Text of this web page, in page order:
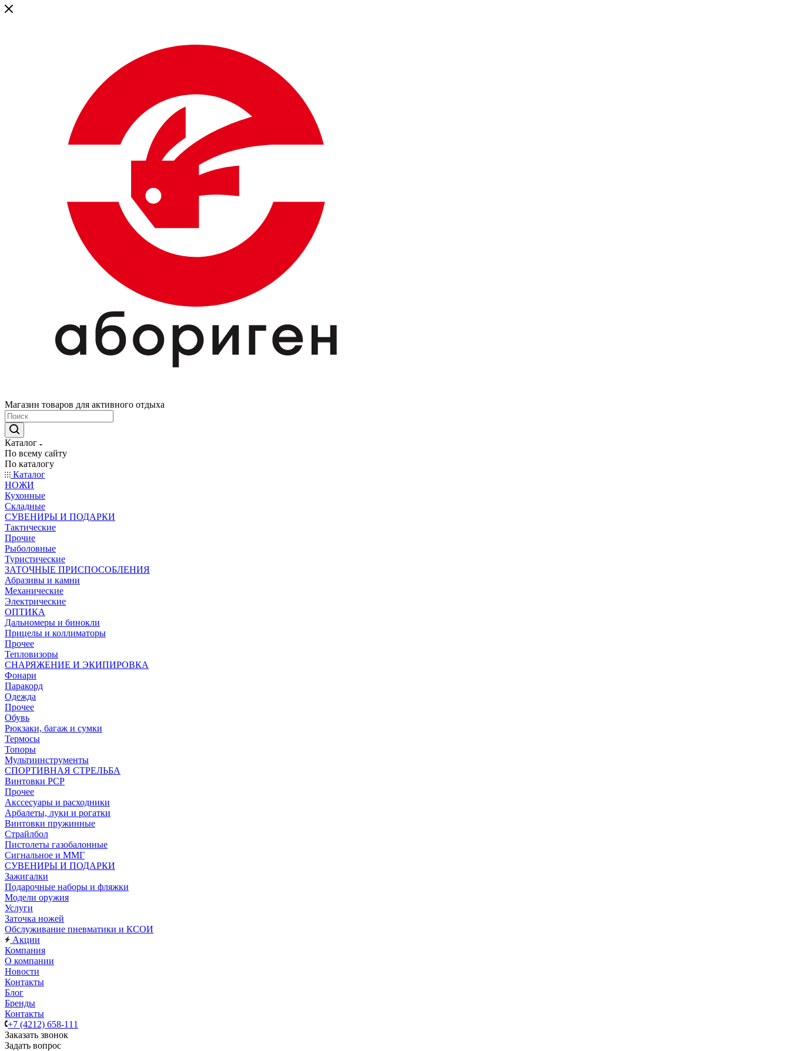
Магазин товаров для активного отдыха
Каталог
По всему сайту
По каталогу
Каталог
НОЖИ
Кухонные
Складные
СУВЕНИРЫ И ПОДАРКИ
Тактические
Прочие
Рыболовные
Туристические
ЗАТОЧНЫЕ ПРИСПОСОБЛЕНИЯ
Абразивы и камни
Механические
Электрические
ОПТИКА
Дальномеры и бинокли
Прицелы и коллиматоры
Прочее
Тепловизоры
СНАРЯЖЕНИЕ И ЭКИПИРОВКА
Фонари
Паракорд
Одежда
Прочее
Обувь
Рюкзаки, багаж и сумки
Термосы
Топоры
Мультиинструменты
СПОРТИВНАЯ СТРЕЛЬБА
Винтовки PCP
Прочее
Акссесуары и расходники
Арбалеты, луки и рогатки
Винтовки пружинные
Страйлбол
Пистолеты газобалонные
Сигнальное и ММГ
СУВЕНИРЫ И ПОДАРКИ
Зажигалки
Подарочные наборы и фляжки
Модели оружия
Услуги
Заточка ножей
Обслуживание пневматики и КСОИ
Акции
Компания
О компании
Новости
Контакты
Блог
Бренды
Контакты
+7 (4212) 658-111
Заказать звонок
Задать вопрос